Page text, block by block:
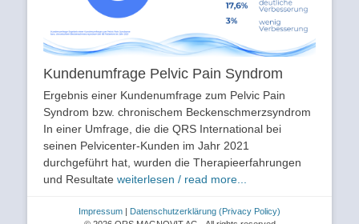
Kundenumfrage Pelvic Pain Syndrom
Ergebnis einer Kundenumfrage zum Pelvic Pain
Syndrom bzw. chronischem Beckenschmerzsyndrom
In einer Umfrage, die die QRS International bei
seinen Pelvicenter-Kunden im Jahr 2021
durchgeführt hat, wurden die Therapieerfahrungen
und Resultate weiterlesen / read more...
Impressum | Datenschutzerklärung (Privacy Policy)